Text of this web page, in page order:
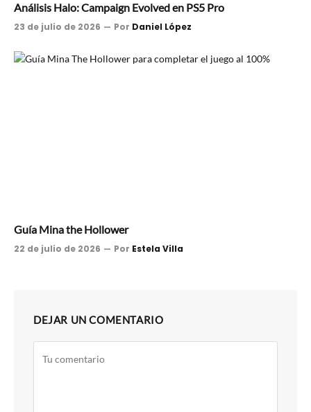
Análisis Halo: Campaign Evolved en PS5 Pro
23 de julio de 2026 Por Daniel López
Guía Mina the Hollower
22 de julio de 2026 Por Estela Villa
DEJAR UN COMENTARIO